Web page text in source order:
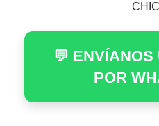
💬
POR